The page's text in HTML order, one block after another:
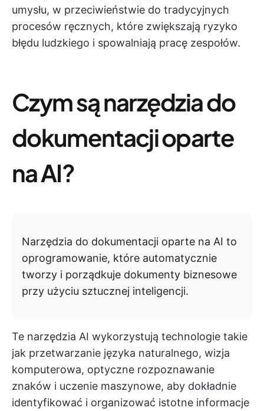
umysłu, w przeciwieństwie do tradycyjnych
procesów ręcznych, które zwiększają ryzyko
błędu ludzkiego i spowalniają pracę zespołów.
Czym są narzędzia do
dokumentacji oparte
na AI?
Narzędzia do dokumentacji oparte na AI to
oprogramowanie, które automatycznie
tworzy i porządkuje dokumenty biznesowe
przy użyciu sztucznej inteligencji.
Te narzędzia AI wykorzystują technologie takie
jak przetwarzanie języka naturalnego, wizja
komputerowa, optyczne rozpoznawanie
znaków i uczenie maszynowe, aby dokładnie
identyfikować i organizować istotne informacje